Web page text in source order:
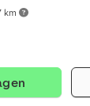
km